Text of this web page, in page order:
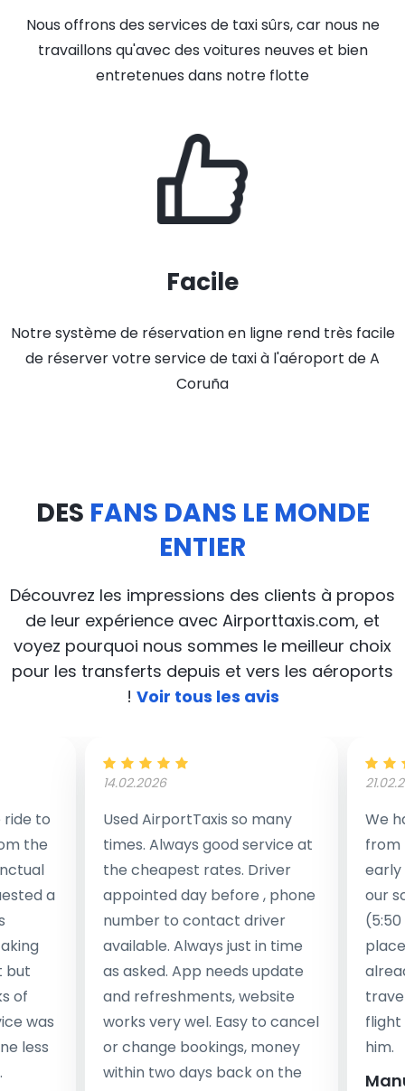
Nous offrons des services de taxi sûrs, car nous ne
travaillons qu'avec des voitures neuves et bien
entretenues dans notre flotte
Facile
Notre système de réservation en ligne rend très facile
de réserver votre service de taxi à l'aéroport de A
Coruña
DES FANS DANS LE MONDE
ENTIER
Découvrez les impressions des clients à propos
de leur expérience avec Airporttaxis.com, et
voyez pourquoi nous sommes le meilleur choix
pour les transferts depuis et vers les aéroports
! Voir tous les avis
to
the
a
but
of
was
less
14.02.2026
Used AirportTaxis so many
times. Always good service at
the cheapest rates. Driver
appointed day before , phone
number to contact driver
available. Always just in time
as asked. App needs update
and refreshments, website
works very wel. Easy to cancel
or change bookings, money
within two days back on the
We
from
early
our
flight
him.